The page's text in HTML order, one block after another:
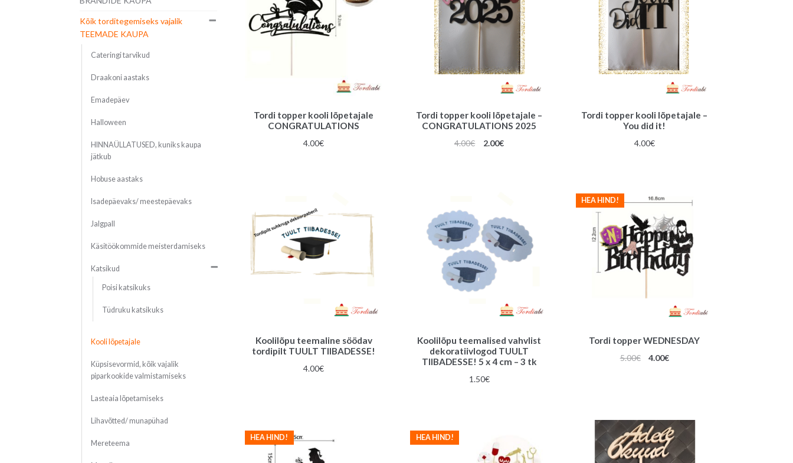
Tordi topper kooli lõpetajale
CONGRATULATIONS
4.00€
Tordi topper kooli lõpetajale –
CONGRATULATIONS 2025
4.00€
Algne
2.00€Praegune
Tordi topper kooli lõpetajale –
You did it!
4.00€
Koolilõpu teemaline söödav
tordipilt TUULT TIIBADESSE!
4.00€
Koolilõpu teemalised vahvlist
dekoratiivlogod TUULT
TIIBADESSE! 5 x 4 cm – 3 tk
1.50€
Tordi topper WEDNESDAY
HEA HIND!
5.00€
Algne
4.00€Praegune
HEA HIND! HEA HIND!
Kõik torditegemiseks vajalik
TEEMADE KAUPA
Cateringi tarvikud
Draakoni aastaks
Emadepäev
Halloween
HINNAÜLLATUSED, kuniks kaupa
jätkub
Hobuse aastaks
Isadepäevaks/ meestepäevaks
Jalgpall
Käsitöökommide meisterdamiseks
Katsikud
Poisi katsikuks
Tüdruku katsikuks
Kooli lõpetajale
Küpsisevormid, kõik vajalik
piparkookide valmistamiseks
Lasteaia lõpetamiseks
Lihavõtted/ munapühad
Mereteema